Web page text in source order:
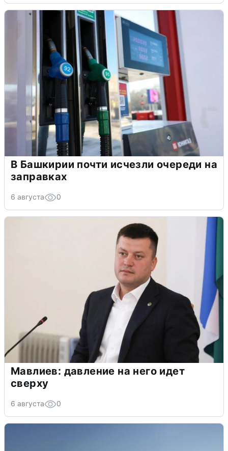
В Башкирии почти исчезли очереди на
заправках
6 августа 0
Мавлиев: давление на него идет
сверху
6 августа 0